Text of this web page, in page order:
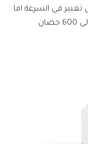
تغيير في السرعة اما